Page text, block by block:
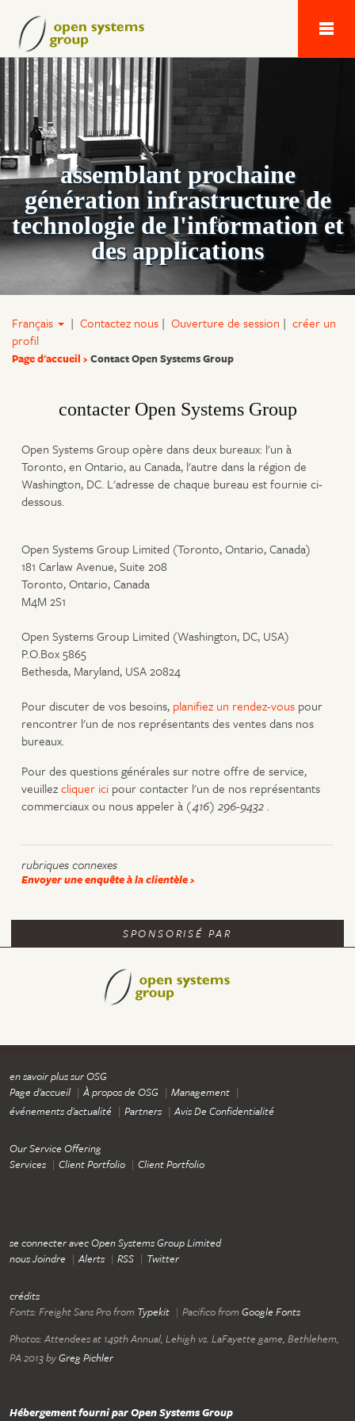
Next
assemblant prochaine
génération infrastructure de
technologie de l'information et
des applications
Français | Contactez nous | Ouverture de session | créer un
profil
Page d'accueil Contact Open Systems Group
contacter Open Systems Group
Open Systems Group opère dans deux bureaux: l'un à
Toronto, en Ontario, au Canada, l'autre dans la région de
Washington, DC. L'adresse de chaque bureau est fournie ci-
dessous.
Open Systems Group Limited (Toronto, Ontario, Canada)
181 Carlaw Avenue, Suite 208
Toronto, Ontario, Canada
M4M 2S1
Open Systems Group Limited (Washington, DC, USA)
P.O.Box 5865
Bethesda, Maryland, USA 20824
Pour discuter de vos besoins, planifiez un rendez-vous pour
rencontrer l'un de nos représentants des ventes dans nos
bureaux.
Pour des questions générales sur notre offre de service,
veuillezcliquer ici pour contacter l'un de nos représentants
commerciaux ou nous appeler à (416) 296-9432.
rubriques connexes
Envoyer une enquête à la clientèle
SPONSORISÉ PAR
en savoir plus sur OSG
Page d'accueil
À propos de OSG
Management
événements d'actualité
Partners Avis De Confidentialité
Our Service Offering
Services
Client Portfolio Client Portfolio
se connecter avec Open Systems Group Limited
nous Joindre
Alerts RSS Twitter
crédits
Fonts:Freight Sans Profrom Typekit Pacificofrom Google Fonts
Photos:Attendees at 149th Annual, Lehigh vs. LaFayette game, Bethlehem,
PA 2013byGreg Pichler
Hébergement fourni par Open Systems Group